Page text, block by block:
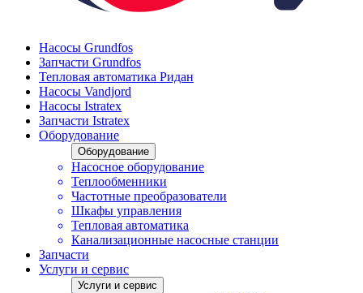
Насосы Grundfos
Запчасти Grundfos
Тепловая автоматика Ридан
Насосы Vandjord
Насосы Istratex
Запчасти Istratex
Оборудование
Оборудование
Насосное оборудование
Теплообменники
Частотные преобразователи
Шкафы управления
Тепловая автоматика
Канализационные насосные станции
Запчасти
Услуги и сервис
Услуги и сервис